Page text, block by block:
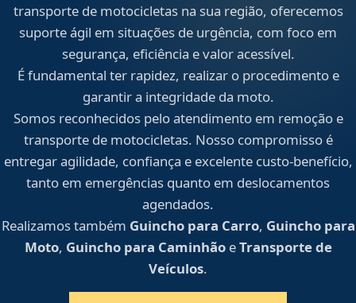
transporte de motocicletas na sua região, oferecemos
suporte ágil em situações de urgência, com foco em
segurança, eficiência e valor acessível.
É fundamental ter rapidez, realizar o procedimento e
garantir a integridade da moto.
Somos reconhecidos pelo atendimento em remoção e
transporte de motocicletas. Nosso compromisso é
entregar agilidade, confiança e excelente custo-benefício,
tanto em emergências quanto em deslocamentos
agendados.
Realizamos também Guincho para Carro, Guincho para
Moto, Guincho para CaminhãoeTransporte de
Veículos.